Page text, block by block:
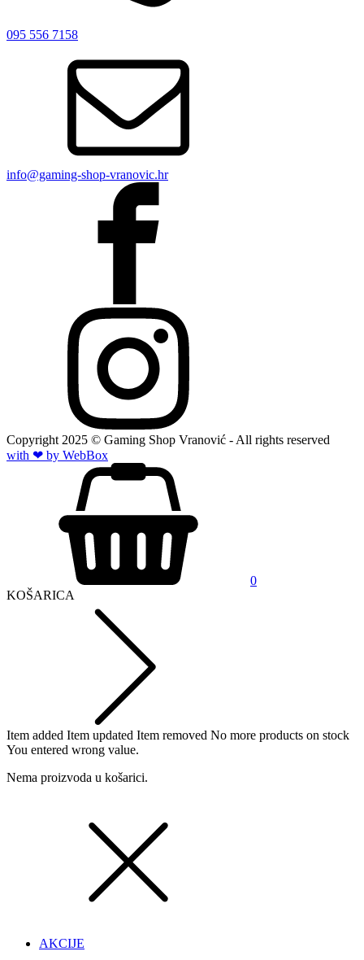
095 556 7158
info@gaming-shop-vranovic.hr
Copyright 2025 © Gaming Shop Vranović - All rights reserved
with ❤ by WebBox
0
KOŠARICA
Item added Item updated Item removed No more products on stock
You entered wrong value.
Nema proizvoda u košarici.
AKCIJE